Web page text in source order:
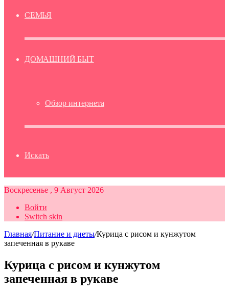
СЕМЬЯ
ДОМАШНИЙ БЫТ
Обзор интернета
Искать
Воскресенье , 9 Август 2026
Войти
Switch skin
Главная/Питание и диеты/Курица с рисом и кунжутом
запеченная в рукаве
Курица с рисом и кунжутом
запеченная в рукаве